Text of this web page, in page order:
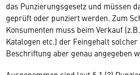
das Punzierungsgesetz und müssen
geprüft oder punziert werden. Zum
Konsumenten muss beim Verkauf
Katalogen etc.) der Feingehalt
Beschriftung aber genau angegeben